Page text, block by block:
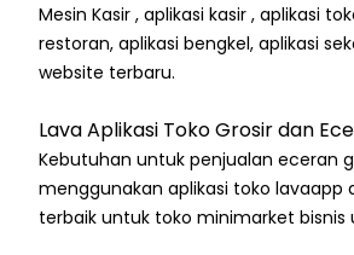
Mesin Kasir , aplikasi kasir , aplikasi
restoran, aplikasi bengkel, aplikasi
website terbaru.
Lava Aplikasi Toko Grosir dan
Kebutuhan untuk penjualan eceran
menggunakan aplikasi toko lavaapp
terbaik untuk toko minimarket bisnis